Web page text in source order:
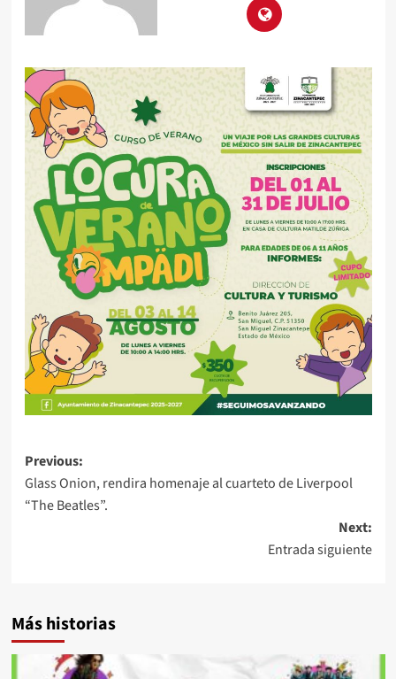
Post
navigation
Previous:
Glass Onion, rendira homenaje al cuarteto de Liverpool
“The Beatles”.
Next:
Entrada siguiente
Más historias